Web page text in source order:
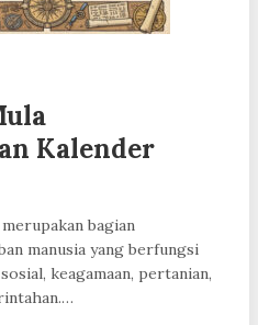
Kalender
bagian
manusia yang berfungsi
keagamaan, pertanian,